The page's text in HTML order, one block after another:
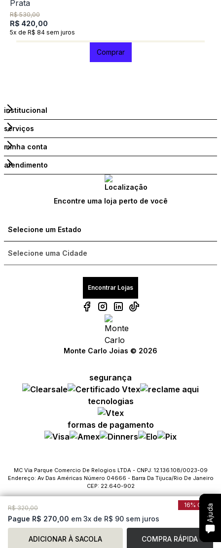
R$ 320,00
Pague R$ 270,00 em 3x de R$ 90 sem juros
16% Off
ADICIONAR À SACOLA COMPRA RÁPIDA
Compre com um Embaixador
Consulte seu pedido
Solicite troca ou devolução
Fale com o SAC
Ajuda
R$ 530,00
R$ 420,00
5x de R$ 84 sem juros
Comprar
Compre com um Embaixador
Consulte seu pedido
Solicite troca ou devolução
Fale com o SAC
Ajuda
institucional
serviços
minha conta
atendimento
Encontre uma loja perto de você
Encontrar Lojas
Monte Carlo Joias © 2026
segurança
tecnologias
formas de pagamento
MC Via Parque Comercio De Relogios LTDA - CNPJ: 12.136.108/0023-09
Endereço: Av Das Américas Número 04666 - Barra Da Tijuca/Rio De Janeiro
CEP: 22.640-902
Compre com um Embaixador
Consulte seu pedido
Solicite troca ou devolução
Fale com o SAC
Ajuda